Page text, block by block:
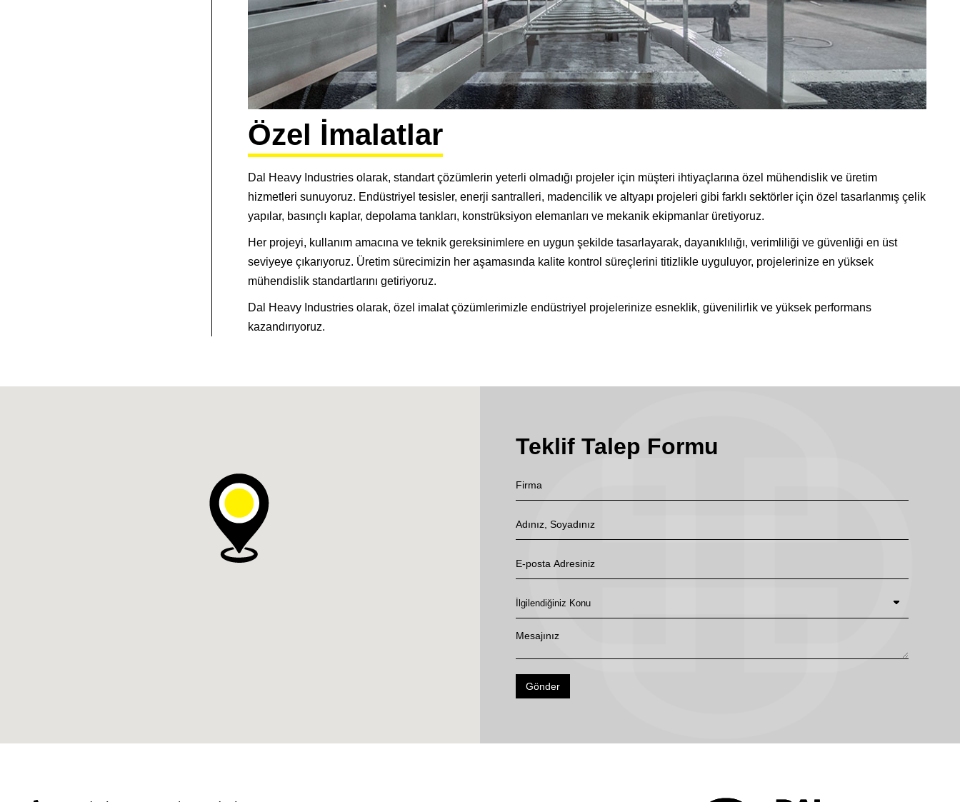
Özel İmalatlar
Dal Heavy Industries olarak, standart çözümlerin yeterli olmadığı projeler için müşteri ihtiyaçlarına özel mühendislik ve üretim
hizmetleri sunuyoruz. Endüstriyel tesisler, enerji santralleri, madencilik ve altyapı projeleri gibi farklı sektörler için özel tasarlanmış çelik
yapılar, basınçlı kaplar, depolama tankları, konstrüksiyon elemanları ve mekanik ekipmanlar üretiyoruz.
Her projeyi, kullanım amacına ve teknik gereksinimlere en uygun şekilde tasarlayarak, dayanıklılığı, verimliliği ve güvenliği en üst
seviyeye çıkarıyoruz. Üretim sürecimizin her aşamasında kalite kontrol süreçlerini titizlikle uyguluyor, projelerinize en yüksek
mühendislik standartlarını getiriyoruz.
Dal Heavy Industries olarak, özel imalat çözümlerimizle endüstriyel projelerinize esneklik, güvenilirlik ve yüksek performans
kazandırıyoruz.
Teklif Talep Formu
Gönder